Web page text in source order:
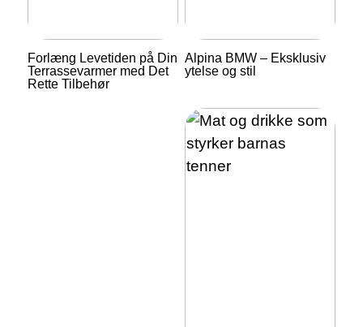
Forlæng Levetiden på Din
Terrassevarmer med Det
Rette Tilbehør
Alpina BMW – Eksklusiv
ytelse og stil